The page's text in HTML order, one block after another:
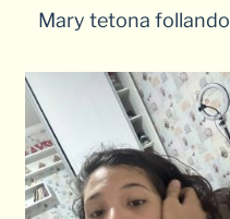
Mary tetona follando